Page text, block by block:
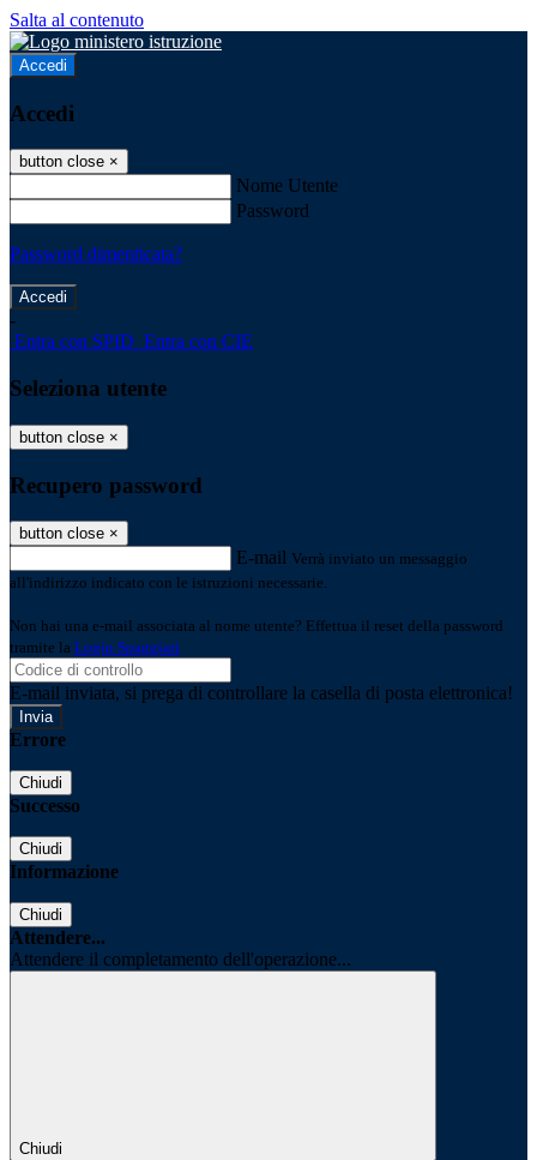
Salta al contenuto
Accedi
Accedi
button close ×
Nome Utente
Password
Password dimenticata?
-
Entra con SPID Entra con CIE
Seleziona utente
button close ×
Recupero password
button close ×
E-mail Verrà inviato un messaggio
all'indirizzo indicato con le istruzioni necessarie.
Non hai una e-mail associata al nome utente? Effettua il reset della password
tramite la Login Spaggiari
E-mail inviata, si prega di controllare la casella di posta elettronica!
Errore
Chiudi
Successo
Chiudi
Informazione
Chiudi
Attendere...
Attendere il completamento dell'operazione...
Chiudi